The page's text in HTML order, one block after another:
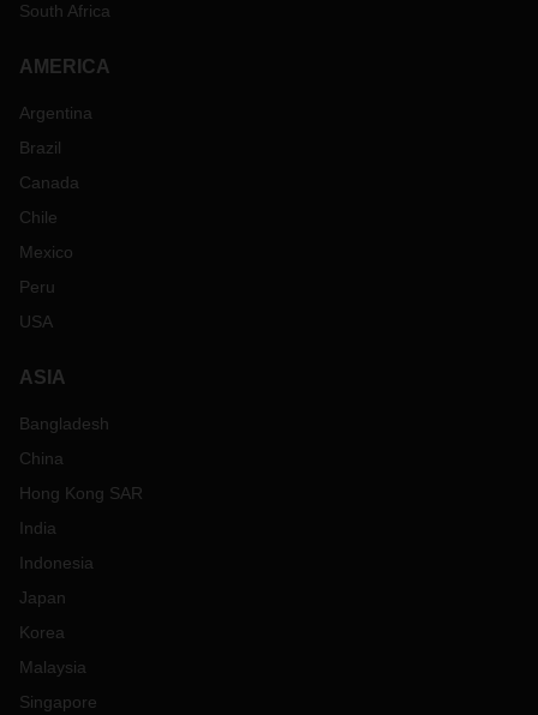
South Africa
AMERICA
Argentina
Brazil
Canada
Chile
Mexico
Peru
USA
ASIA
Bangladesh
China
Hong Kong SAR
India
Indonesia
Japan
Korea
Malaysia
Singapore